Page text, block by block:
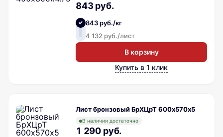
843 руб.
843 руб./кг
4 132 руб./лист
В корзину
Купить в 1 клик
Лист бронзовый БрХЦрТ 600х570х5
В наличии достаточно
1 290 руб.